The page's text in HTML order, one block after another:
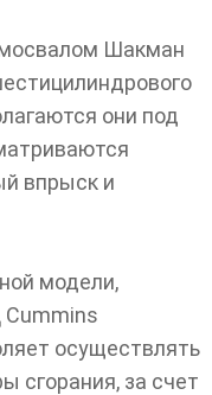
Шакман
они под
впрыск и
модели,
осуществлять
сгорания, за счет